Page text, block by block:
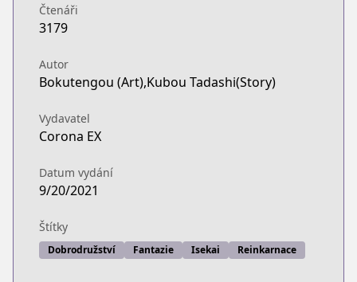
Čtenáři
3179
Autor
Bokutengou (Art),Kubou Tadashi(Story)
Vydavatel
Corona EX
Datum vydání
9/20/2021
Štítky
Dobrodružství Fantazie Isekai Reinkarnace